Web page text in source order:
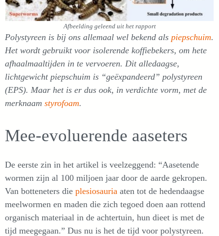
Afbeelding geleend uit het rapport
Polystyreen is bij ons allemaal wel bekend als piepschuim.
Het wordt gebruikt voor isolerende koffiebekers, om hete
afhaalmaaltijden in te vervoeren. Dit alledaagse,
lichtgewicht piepschuim is “geëxpandeerd” polystyreen
(EPS). Maar het is er dus ook, in verdichte vorm, met de
merknaam styrofoam.
Mee-evoluerende aaseters
De eerste zin in het artikel is veelzeggend: “Aasetende
wormen zijn al 100 miljoen jaar door de aarde gekropen.
Van botteneters die plesiosauria aten tot de hedendaagse
meelwormen en maden die zich tegoed doen aan rottend
organisch materiaal in de achtertuin, hun dieet is met de
tijd meegegaan.” Dus nu is het de tijd voor polystyreen.